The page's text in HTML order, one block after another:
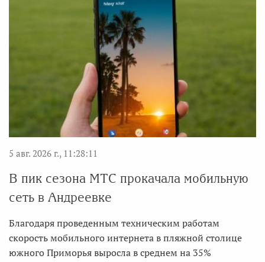
5 авг. 2026 г., 11:28:11
В пик сезона МТС прокачала мобильную
сеть в Андреевке
Благодаря проведенным техническим работам
скорость мобильного интернета в пляжной столице
южного Приморья выросла в среднем на 35%